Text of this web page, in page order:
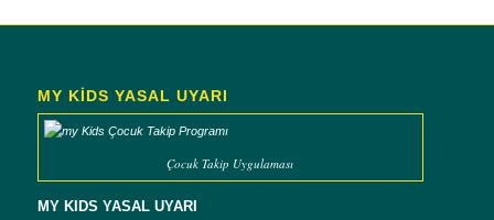
MY KİDS YASAL UYARI
Çocuk Takip Uygulaması
MY KIDS YASAL UYARI